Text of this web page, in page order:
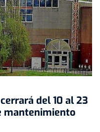
del 10 al 23
mantenimiento